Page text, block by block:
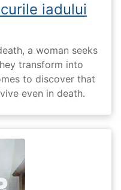
iadului
a woman seeks
transform into
to discover that
even in death.